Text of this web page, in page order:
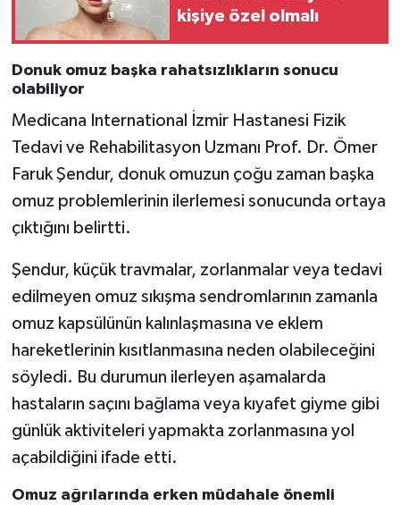
kişiye özel olmalı
Donuk omuz başka rahatsızlıkların sonucu
olabiliyor
Medicana International İzmir Hastanesi Fizik
Tedavi ve Rehabilitasyon Uzmanı Prof. Dr. Ömer
Faruk Şendur, donuk omuzun çoğu zaman başka
omuz problemlerinin ilerlemesi sonucunda ortaya
çıktığını belirtti.
Şendur, küçük travmalar, zorlanmalar veya tedavi
edilmeyen omuz sıkışma sendromlarının zamanla
omuz kapsülünün kalınlaşmasına ve eklem
hareketlerinin kısıtlanmasına neden olabileceğini
söyledi. Bu durumun ilerleyen aşamalarda
hastaların saçını bağlama veya kıyafet giyme gibi
günlük aktiviteleri yapmakta zorlanmasına yol
açabildiğini ifade etti.
Omuz ağrılarında erken müdahale önemli